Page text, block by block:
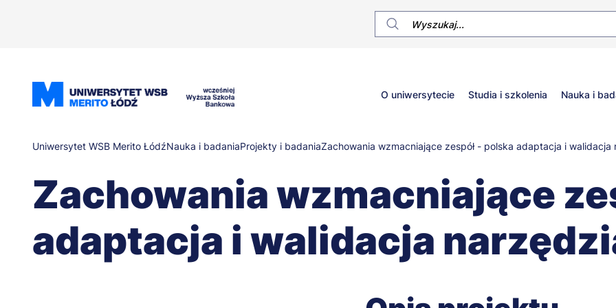
Główne
menu
O uniwersytecie Studia i szkolenia Nauka i
Ścieżka
nawigacyjna
Uniwersytet WSB Merito ŁódźNauka i badaniaProjekty i badaniaZachowania wzmacniające zespół - polska adaptacja i
Zachowania wzmacniające
adaptacja i walidacja